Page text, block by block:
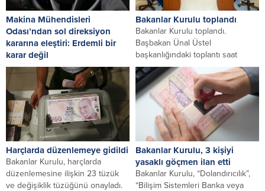
Makina Mühendisleri
Odası’ndan sol direksiyon
kararına eleştiri: Erdemli bir
karar değil
Makina Mühendisleri Odası,
Bakanlar Kurulu’nun sol
direksiyon araçların ithal izni
olmadan muayene ve kayıt
işlemlerine...
Bakanlar Kurulu toplandı
Bakanlar Kurulu toplandı.
Başbakan Ünal Üstel
başkanlığındaki toplantı saat
16.30’da başladı.
Harçlarda düzenlemeye gidildi
Bakanlar Kurulu, harçlarda
düzenlemesine ilişkin 23 tüzük
ve değişiklik tüzüğünü onayladı.
Bakanlar Kurulu, 3 kişiyi
yasaklı göçmen ilan etti
Bakanlar Kurulu, “Dolandırıcılık”,
“Bilişim Sistemleri Banka veya